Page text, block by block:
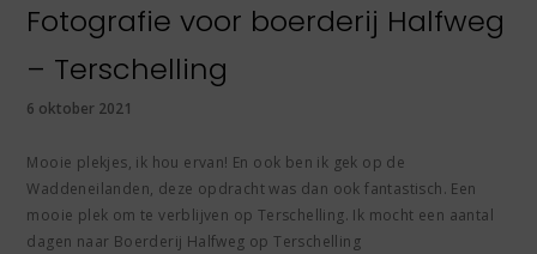
Fotografie voor boerderij Halfweg
– Terschelling
6 oktober 2021
Mooie plekjes, ik hou ervan! En ook ben ik gek op de
Waddeneilanden, deze opdracht was dan ook fantastisch. Een
mooie plek om te verblijven op Terschelling. Ik mocht een aantal
dagen naar Boerderij Halfweg op Terschelling